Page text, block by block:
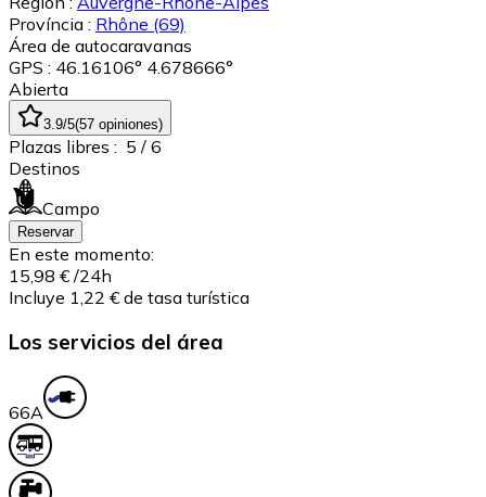
Província : Rhône (69)
Área de autocaravanas
GPS : 46.16106° 4.678666°
Abierta
3.9/5(57 opiniones)
Plazas libres : 5 / 6
Destinos
Campo
Reservar
En este momento:
15,98 € /24h
Incluye 1,22 € de tasa turística
Los servicios del área
66A